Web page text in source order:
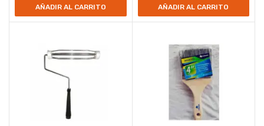
AÑADIR AL CARRITO AÑADIR AL CARRITO